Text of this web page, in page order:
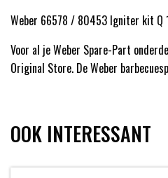
Weber 66578 / 80453 Igniter kit
Voor al je Weber Spare-Part
Original Store. De Weber
OOK INTERESSANT